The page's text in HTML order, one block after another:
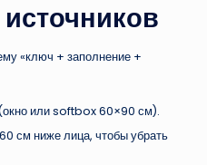
«ключ + заполнение +
или softbox 60×90 см).
см ниже лица, чтобы убрать